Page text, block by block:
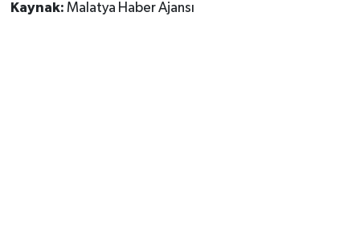
Kaynak: Malatya Haber Ajansı